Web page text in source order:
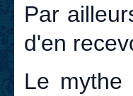
Par
d'en
Le mythe